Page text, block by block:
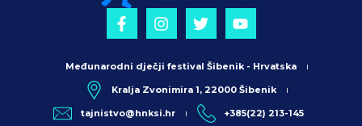
Međunarodni dječji festival Šibenik - Hrvatska
Kralja Zvonimira 1, 22000 Šibenik
tajnistvo@hnksi.hr +385(22) 213-145